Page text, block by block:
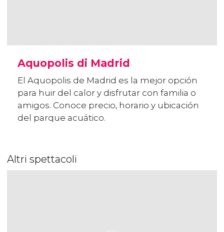
Aquopolis di Madrid
El Aquopolis de Madrid es la mejor opción
para huir del calor y disfrutar con familia o
amigos. Conoce precio, horario y ubicación
del parque acuático.
Altri spettacoli